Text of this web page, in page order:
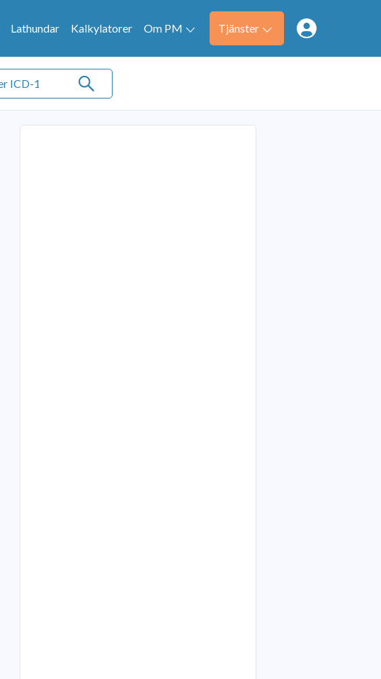
Lathundar Kalkylatorer Om PM Tjänster